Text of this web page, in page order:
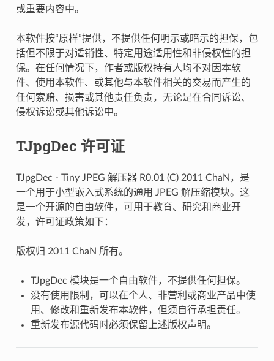
或重要内容中。
本软件按“原样”提供，不提供任何明示或暗示的担保，包
括但不限于对适销性、特定用途适用性和非侵权性的担
保。在任何情况下，作者或版权持有人均不对因本软
件、使用本软件、或其他与本软件相关的交易而产生的
任何索赔、损害或其他责任负责，无论是在合同诉讼、
侵权诉讼或其他诉讼中。
TJpgDec 许可证
TJpgDec - Tiny JPEG 解压器 R0.01 (C) 2011 ChaN，是
一个用于小型嵌入式系统的通用 JPEG 解压缩模块。这
是一个开源的自由软件，可用于教育、研究和商业开
发，许可证政策如下：
版权归 2011 ChaN 所有。
TJpgDec 模块是一个自由软件，不提供任何担保。
没有使用限制，可以在个人、非营利或商业产品中使
用、修改和重新发布本软件，但须自行承担责任。
重新发布源代码时必须保留上述版权声明。